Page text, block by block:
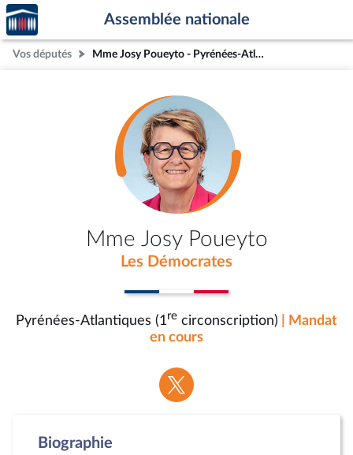
Aller au contenu
Aller en bas de la page
Accèder
à la
page
d'accueil
Assemblée nationale
Vos députés Mme Josy Poueyto - Pyrénées-Atlantiques (1re circonscription)
Mme Josy Poueyto
Les Démocrates
Pyrénées-Atlantiques (1re circonscription)
| Mandat
en cours
Voir
la
Biographie